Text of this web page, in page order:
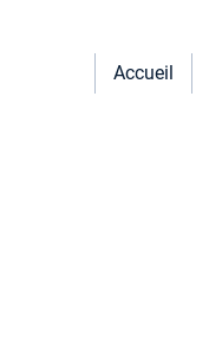
Accueil